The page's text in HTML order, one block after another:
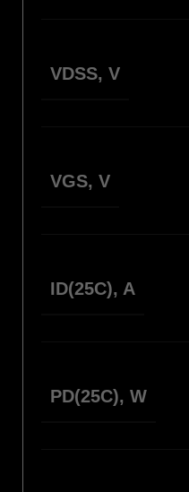
VDSS, V
VGS, V
ID(25С), A
PD(25C), W